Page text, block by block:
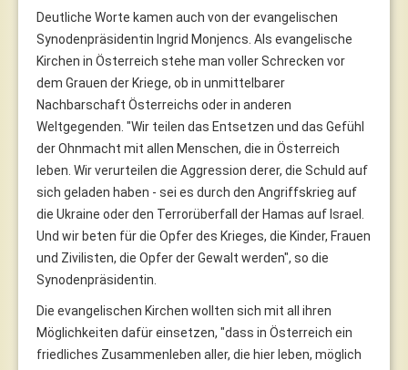
Deutliche Worte kamen auch von der evangelischen
Synodenpräsidentin Ingrid Monjencs. Als evangelische
Kirchen in Österreich stehe man voller Schrecken vor
dem Grauen der Kriege, ob in unmittelbarer
Nachbarschaft Österreichs oder in anderen
Weltgegenden. "Wir teilen das Entsetzen und das Gefühl
der Ohnmacht mit allen Menschen, die in Österreich
leben. Wir verurteilen die Aggression derer, die Schuld auf
sich geladen haben - sei es durch den Angriffskrieg auf
die Ukraine oder den Terrorüberfall der Hamas auf Israel.
Und wir beten für die Opfer des Krieges, die Kinder, Frauen
und Zivilisten, die Opfer der Gewalt werden", so die
Synodenpräsidentin.
Die evangelischen Kirchen wollten sich mit all ihren
Möglichkeiten dafür einsetzen, "dass in Österreich ein
friedliches Zusammenleben aller, die hier leben, möglich